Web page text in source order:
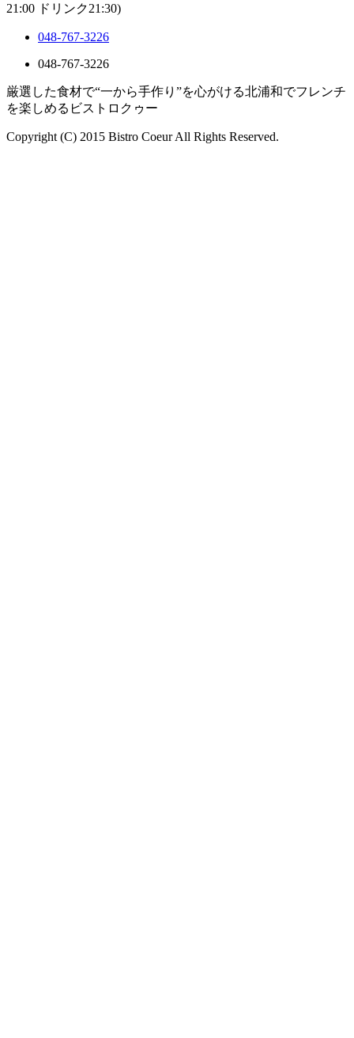
21:00 ドリンク21:30)
048-767-3226
048-767-3226
厳選した食材で“一から手作り”を心がける北浦和でフレンチ
を楽しめるビストロクゥー
Copyright (C) 2015 Bistro Coeur All Rights Reserved.